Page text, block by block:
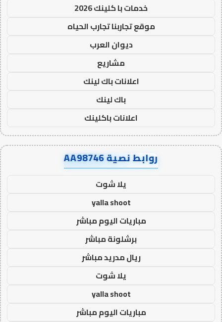
خدمات با كلينك 2026
موقع تجاربنا تجارب الحياه
ديوان العرب
مشاريع
اعلانات باك لينك
باك لينك
اعلانات باكلينك
روابط نصية AA98746
يلا شوت
yalla shoot
مباريات اليوم مباشر
برشلونة مباشر
ريال مدريد مباشر
يلا شوت
yalla shoot
مباريات اليوم مباشر